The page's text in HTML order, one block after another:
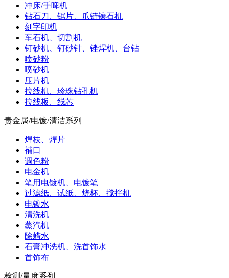
冲床/手啤机
钻石刀、锯片、爪链镶石机
刻字印机
车石机、切割机
钉砂机、钉砂针、锉焊机、台钻
喷砂粉
喷砂机
压片机
拉线机、珍珠钻孔机
拉线板、线芯
贵金属/电镀/清洁系列
焊枝、焊片
補口
调色粉
电金机
笔用电镀机、电镀笔
过滤纸、试纸、烧杯、搅拌机
电镀水
清洗机
蒸汽机
除蜡水
石膏冲洗机、洗首饰水
首饰布